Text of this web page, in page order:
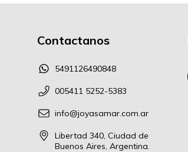
Contactanos
5491126490848
005411 5252-5383
info@joyasamar.com.ar
Libertad 340, Ciudad de
Buenos Aires, Argentina.